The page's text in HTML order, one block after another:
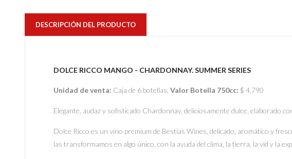
DESCRIPCIÓN DEL PRODUCTO
DOLCE RICCO MANGO - CHARDONNAY. SUMMER SERIES
Unidad de venta: Caja de 6 botellas. Valor Botella 750cc: $ 4.790
Elegante, audaz y sofisticado Chardonnay, deliciosamente dulce, elaborado
Dolce Ricco es un vino premium de Bestias Wines, delicado, aromático y
las transformamos en algo único, con la ayuda del clima, la tierra, la vid y la